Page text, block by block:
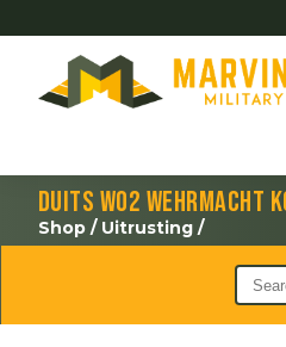
Duits WO2
Shop / Uitrusting /